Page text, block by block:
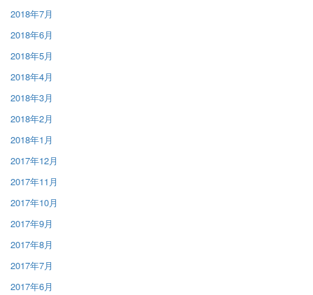
2018年7月
2018年6月
2018年5月
2018年4月
2018年3月
2018年2月
2018年1月
2017年12月
2017年11月
2017年10月
2017年9月
2017年8月
2017年7月
2017年6月